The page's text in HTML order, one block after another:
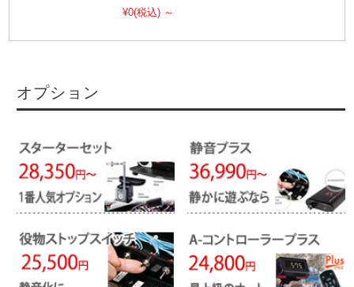
¥0(税込) ～
オプション